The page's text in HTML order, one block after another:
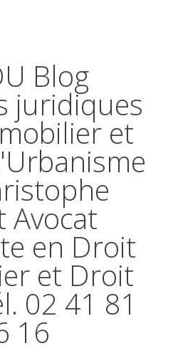
Blog
juridiques
et
Avocat
en Droit
et Droit
02 41 81
16